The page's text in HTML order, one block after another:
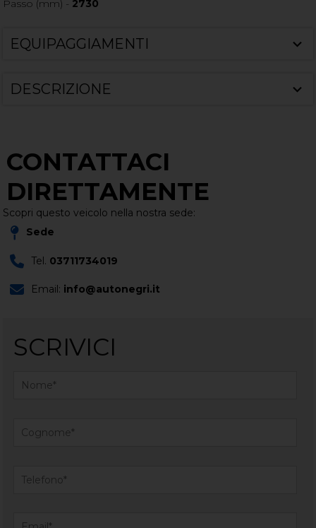
Passo (mm) - 2730
EQUIPAGGIAMENTI
DESCRIZIONE
CONTATTACI
DIRETTAMENTE
Scopri questo veicolo nella nostra sede:
Sede
Tel. 03711734019
Email: info@autonegri.it
SCRIVICI